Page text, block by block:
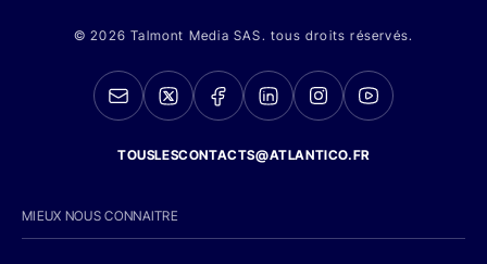
© 2026 Talmont Media SAS. tous droits réservés.
TOUSLESCONTACTS@ATLANTICO.FR
MIEUX NOUS CONNAITRE